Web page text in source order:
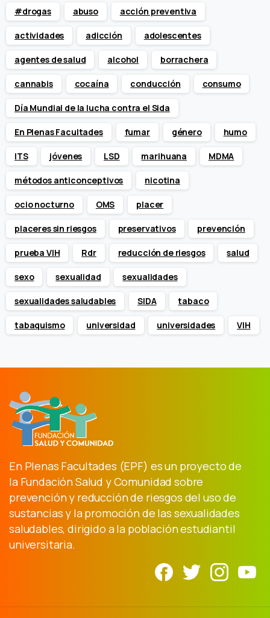
#drogas
abuso acción preventiva
actividades adicción adolescentes
agentes de salud alcohol borrachera
cannabis cocaína conducción consumo
Día Mundial de la lucha contra el Sida
En Plenas Facultades fumar género humo
ITS jóvenes LSD marihuana MDMA
métodos anticonceptivos nicotina
ocio nocturno OMS placer
placeres sin riesgos preservativos prevención
prueba VIH Rdr reducción de riesgos salud
sexo sexualidad sexualidades
sexualidades saludables SIDA tabaco
tabaquismo universidad universidades VIH
En Plenas Facultades (EPF) es un proyecto de
la Fundación Salud y Comunidad sobre
prevención y reducción de riesgos del uso de
sustancias y la promoción de las sexualidades
saludables, dirigido a la población estudiantil
universitaria.